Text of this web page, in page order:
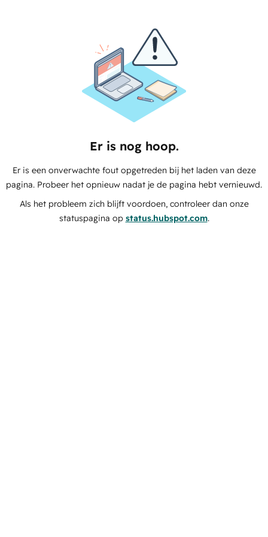
Er is nog hoop.
Er is een onverwachte fout opgetreden bij het laden van deze
pagina. Probeer het opnieuw nadat je de pagina hebt vernieuwd.
Als het probleem zich blijft voordoen, controleer dan onze
statuspagina op status.hubspot.com.